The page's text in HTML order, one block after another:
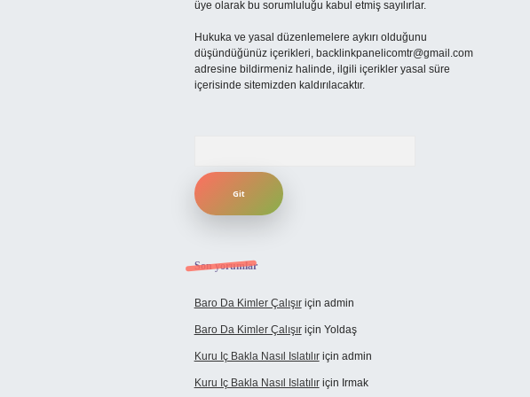
üye olarak bu sorumluluğu kabul etmiş sayılırlar.
Hukuka ve yasal düzenlemelere aykırı olduğunu
düşündüğünüz içerikleri, backlinkpanelicomtr@gmail.com
adresine bildirmeniz halinde, ilgili içerikler yasal süre
içerisinde sitemizden kaldırılacaktır.
Son yorumlar
Baro Da Kimler Çalışıriçin admin
Baro Da Kimler Çalışıriçin Yoldaş
Kuru Iç Bakla Nasıl Islatılıriçin admin
Kuru Iç Bakla Nasıl Islatılıriçin Irmak